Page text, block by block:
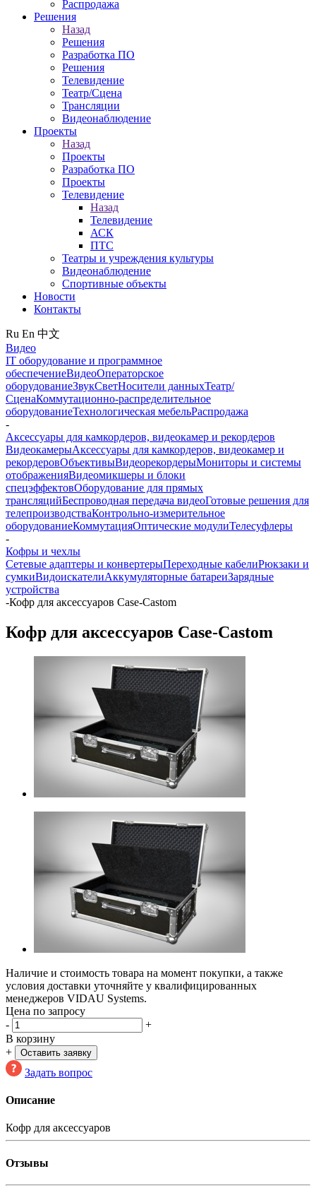
Распродажа
Решения
Назад
Решения
Разработка ПО
Решения
Телевидение
Театр/Сцена
Трансляции
Видеонаблюдение
Проекты
Назад
Проекты
Разработка ПО
Проекты
Телевидение
Назад
Телевидение
АСК
ПТС
Театры и учреждения культуры
Видеонаблюдение
Спортивные объекты
Новости
Контакты
Ru En 中文
Видео
IT оборудование и программное
обеспечениеВидеоОператорское
оборудованиеЗвукСветНосители данныхТеатр/
СценаКоммутационно-распределительное
оборудованиеТехнологическая мебельРаспродажа
-
Аксессуары для камкордеров, видеокамер и рекордеров
ВидеокамерыАксессуары для камкордеров, видеокамер и
рекордеровОбъективыВидеорекордерыМониторы и системы
отображенияВидеомикшеры и блоки
спецэффектовОборудование для прямых
трансляцийБеспроводная передача видеоГотовые решения для
телепроизводстваКонтрольно-измерительное
оборудованиеКоммутацияОптические модулиТелесуфлеры
-
Кофры и чехлы
Сетевые адаптеры и конвертерыПереходные кабелиРюкзаки и
сумкиВидоискателиАккумуляторные батареиЗарядные
устройства
-Кофр для аксессуаров Case-Castom
Кофр для аксессуаров Case-Castom
Наличие и стоимость товара на момент покупки, а также
условия доставки уточняйте у квалифицированных
менеджеров VIDAU Systems.
Цена по запросу
-
+
В корзину
+
Оставить заявку
Задать вопрос
Описание
Кофр для аксессуаров
Отзывы